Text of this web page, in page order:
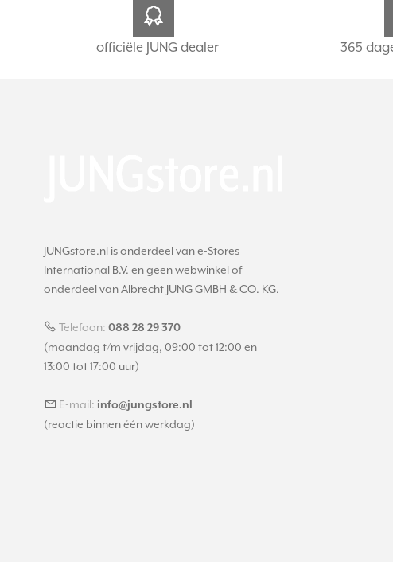
officiële JUNG dealer 365
JUNGstore.nl is onderdeel van e-Stores
International B.V. en geen webwinkel of
onderdeel van Albrecht JUNG GMBH & CO. KG.
Telefoon: 088 28 29 370
(maandag t/m vrijdag, 09:00 tot 12:00 en
13:00 tot 17:00 uur)
E-mail: info@jungstore.nl
(reactie binnen één werkdag)